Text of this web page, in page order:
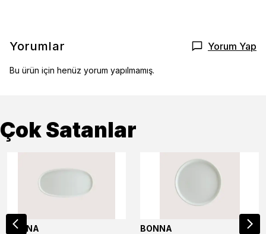
Yorumlar Yorum Yap
Bu ürün için henüz yorum yapılmamış.
Çok Satanlar
BONNA BONNA